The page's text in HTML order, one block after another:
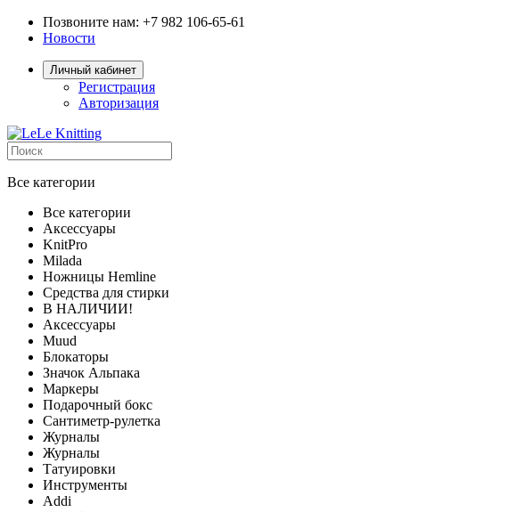
Позвоните нам: +7 982 106-65-61
Новости
Личный кабинет
Регистрация
Авторизация
Все категории
Все категории
Аксессуары
KnitPro
Milada
Ножницы Hemline
Средства для стирки
В НАЛИЧИИ!
Аксессуары
Muud
Блокаторы
Значок Альпака
Маркеры
Подарочный бокс
Сантиметр-рулетка
Журналы
Журналы
Татуировки
Инструменты
Addi